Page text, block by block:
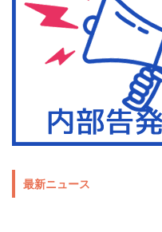
最新ニュース